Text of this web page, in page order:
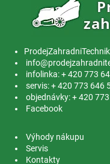
infolinka: + 420 773
servis: + 420 773 646
objednávky: + 420
Facebook
Výhody nákupu
Servis
Kontakty